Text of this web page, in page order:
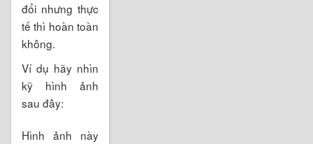
đổi nhưng thực
tế thì hoàn toàn
không.
Ví dụ hãy nhìn
kỹ hình ảnh
sau đây:
Hình ảnh này